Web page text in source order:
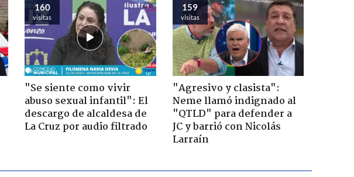
160
visitas
"Se siente como vivir
abuso sexual infantil": El
descargo de alcaldesa de
La Cruz por audio filtrado
159
visitas
"Agresivo y clasista":
Neme llamó indignado al
"QTLD" para defender a
JC y barrió con Nicolás
Larraín